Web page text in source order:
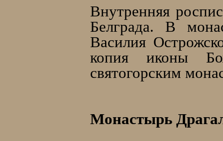
Внутренняя
Белграда. В
Василия
копия иконы
святогорским
Монастырь